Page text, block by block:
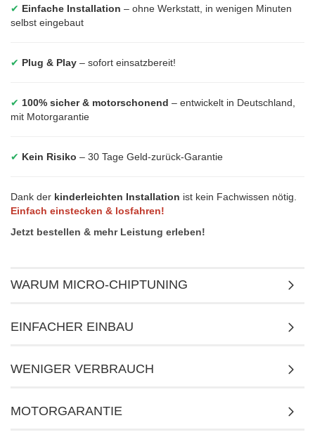
✔ Einfache Installation – ohne Werkstatt, in wenigen Minuten
selbst eingebaut
✔ Plug & Play – sofort einsatzbereit!
✔ 100% sicher & motorschonend – entwickelt in Deutschland,
mit Motorgarantie
✔ Kein Risiko – 30 Tage Geld-zurück-Garantie
Dank der kinderleichten Installation ist kein Fachwissen nötig.
Einfach einstecken & losfahren!
Jetzt bestellen & mehr Leistung erleben!
WARUM MICRO-CHIPTUNING
EINFACHER EINBAU
WENIGER VERBRAUCH
MOTORGARANTIE